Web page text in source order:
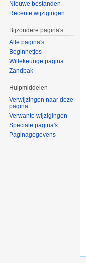
Nieuwe bestanden
Recente wijzigingen
Bijzondere pagina's
Alle pagina's
Beginnetjes
Willekeurige pagina
Zandbak
Hulpmiddelen
Verwijzingen naar deze
pagina
Verwante wijzigingen
Speciale pagina's
Paginagegevens